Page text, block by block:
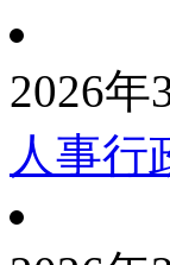
2026年
人事行